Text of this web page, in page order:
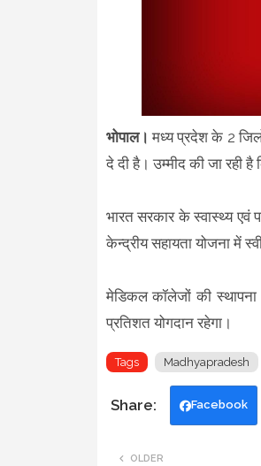
भोपाल। मध्य प्रदेश के 2
दे दी है। उम्मीद की जा
भारत सरकार के स्वास्थ्य एवं
केन्द्रीय सहायता योजना में
मेडिकल कॉलेजों की
प्रतिशत योगदान रहेगा।
Tags Madhyapradesh
Facebook
OLDER